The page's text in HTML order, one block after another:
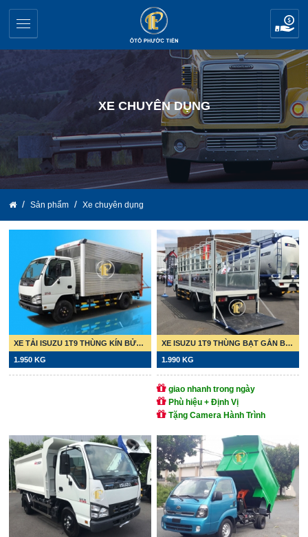
XE CHUYÊN DỤNG
Sản phẩm Xe chuyên dụng
XE TẢI ISUZU 1T9 THÙNG KÍN BỬNG NÂNG
1.950 KG
XE ISUZU 1T9 THÙNG BẠT GẮN BỬNG NÂNG
1.990 KG
giao nhanh trong ngày
Phù hiệu + Định Vị
Tặng Camera Hành Trình